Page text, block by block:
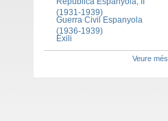
(1931-1939)
Guerra Civil Espanyola
(1936-1939)
Exili
Veure més